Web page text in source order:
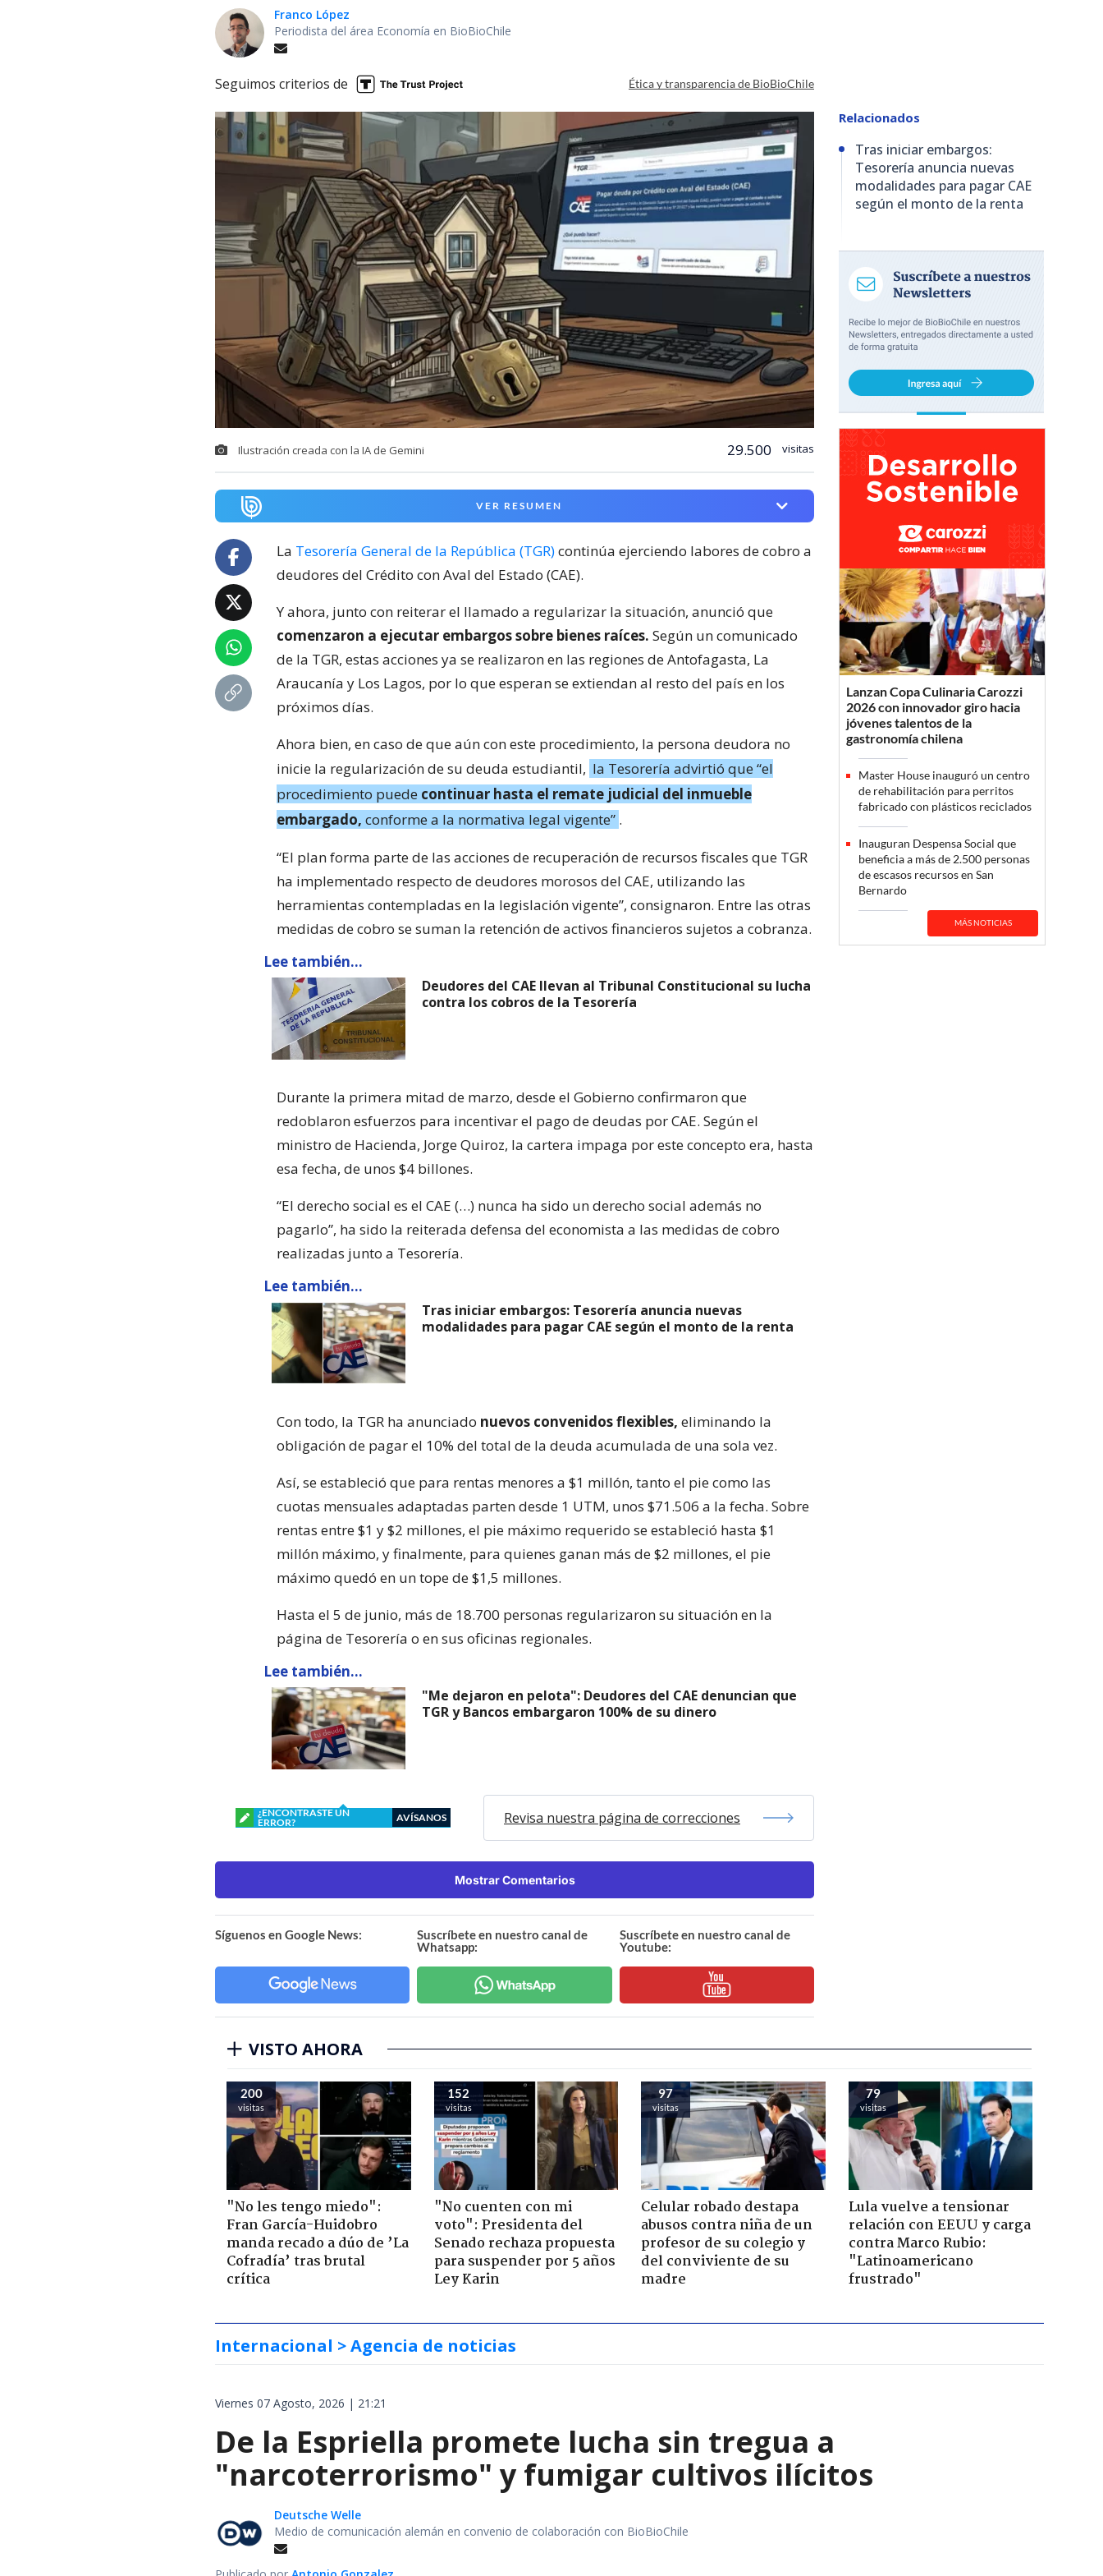
Franco López
Periodista del área Economía en BioBioChile
Seguimos criterios de Ética y transparencia de BioBioChile
Ilustración creada con la IA de Gemini 29.500 visitas
VER RESUMEN
La Tesorería General de la República (TGR)continúa ejerciendo labores de cobro a
deudores del Crédito con Aval del Estado (CAE).
Y ahora, junto con reiterar el llamado a regularizar la situación, anunció que
comenzaron a ejecutar embargos sobre bienes raíces. Según un comunicado
de la TGR, estas acciones ya se realizaron en las regiones de Antofagasta, La
Araucanía y Los Lagos, por lo que esperan se extiendan al resto del país en los
próximos días.
Ahora bien, en caso de que aún con este procedimiento, la persona deudora no
inicie la regularización de su deuda estudiantil, la Tesorería advirtió que “el
procedimiento puede continuar hasta el remate judicial del inmueble
embargado, conforme a la normativa legal vigente” .
“El plan forma parte de las acciones de recuperación de recursos fiscales que TGR
ha implementado respecto de deudores morosos del CAE, utilizando las
herramientas contempladas en la legislación vigente”, consignaron. Entre las otras
medidas de cobro se suman la retención de activos financieros sujetos a cobranza.
Lee también...
Deudores del CAE llevan al Tribunal Constitucional su lucha
contra los cobros de la Tesorería
Durante la primera mitad de marzo, desde el Gobierno confirmaron que
redoblaron esfuerzos para incentivar el pago de deudas por CAE. Según el
ministro de Hacienda, Jorge Quiroz, la cartera impaga por este concepto era, hasta
esa fecha, de unos $4 billones.
“El derecho social es el CAE (…) nunca ha sido un derecho social además no
pagarlo”, ha sido la reiterada defensa del economista a las medidas de cobro
realizadas junto a Tesorería.
Lee también...
Tras iniciar embargos: Tesorería anuncia nuevas
modalidades para pagar CAE según el monto de la renta
Con todo, la TGR ha anunciado nuevos convenidos flexibles, eliminando la
obligación de pagar el 10% del total de la deuda acumulada de una sola vez.
Así, se estableció que para rentas menores a $1 millón, tanto el pie como las
cuotas mensuales adaptadas parten desde 1 UTM, unos $71.506 a la fecha. Sobre
rentas entre $1 y $2 millones, el pie máximo requerido se estableció hasta $1
millón máximo, y finalmente, para quienes ganan más de $2 millones, el pie
máximo quedó en un tope de $1,5 millones.
Hasta el 5 de junio, más de 18.700 personas regularizaron su situación en la
página de Tesorería o en sus oficinas regionales.
Lee también...
"Me dejaron en pelota": Deudores del CAE denuncian que
TGR y Bancos embargaron 100% de su dinero
¿ENCONTRASTE UN
ERROR?
AVÍSANOS Revisa nuestra página de correcciones
Mostrar Comentarios
Síguenos en Google News:
Suscríbete en nuestro canal de
Whatsapp:
Suscríbete en nuestro canal de
Youtube:
Relacionados
Tras iniciar embargos:
Tesorería anuncia nuevas
modalidades para pagar CAE
según el monto de la renta
Lanzan Copa Culinaria Carozzi
2026 con innovador giro hacia
jóvenes talentos de la
gastronomía chilena
Master House inauguró un centro
de rehabilitación para perritos
fabricado con plásticos reciclados
Inauguran Despensa Social que
beneficia a más de 2.500 personas
de escasos recursos en San
Bernardo
MÁS NOTICIAS
VISTO AHORA
200
visitas
"No les tengo miedo":
Fran García-Huidobro
manda recado a dúo de ’La
Cofradía’ tras brutal
crítica
152
visitas
"No cuenten con mi
voto": Presidenta del
Senado rechaza propuesta
para suspender por 5 años
Ley Karin
97
visitas
Celular robado destapa
abusos contra niña de un
profesor de su colegio y
del conviviente de su
madre
79
visitas
Lula vuelve a tensionar
relación con EEUU y carga
contra Marco Rubio:
"Latinoamericano
frustrado"
Internacional > Agencia de noticias
Viernes 07 Agosto, 2026 | 21:21
De la Espriella promete lucha sin tregua a
"narcoterrorismo" y fumigar cultivos ilícitos
Deutsche Welle
Medio de comunicación alemán en convenio de colaboración con BioBioChile